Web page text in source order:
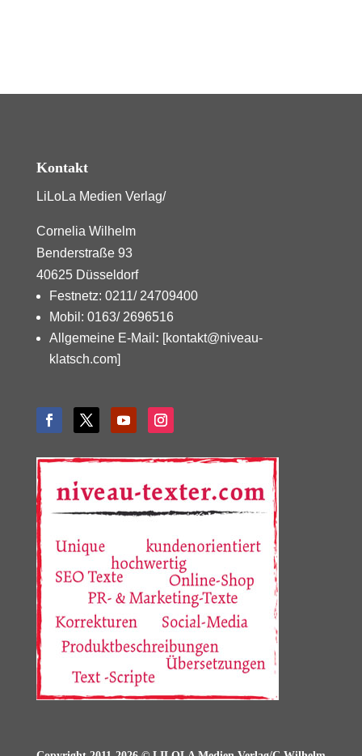
Kontakt
LiLoLa Medien Verlag/
Cornelia Wilhelm
Benderstraße 93
40625 Düsseldorf
Festnetz: 0211/ 24709400
Mobil: 0163/ 2696516
Allgemeine E-Mail : [kontakt@niveau-
klatsch.com]